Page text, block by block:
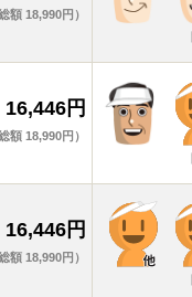
総額 18,990円）
16,446円
総額 18,990円）
16,446円
総額 18,990円）